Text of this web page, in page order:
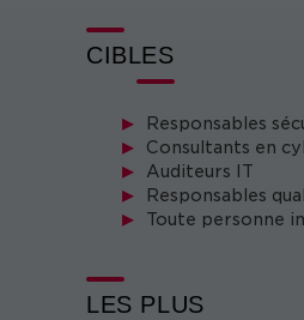
CIBLES
Responsables
Consultants en
Auditeurs IT
Responsables
Toute personne
LES PLUS